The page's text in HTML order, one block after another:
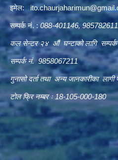
इमेल:ito.chaurjaharimun@
सम्पर्क नं. : 088-401146,
कल सेन्टर २४ औं घन्टाको लागि
सम्पर्क नं. 9858067211
गुनासो दर्ता तथा अन्य जानकारीका लागी
टोल फ्रि नम्बर ः 18-105-000-180